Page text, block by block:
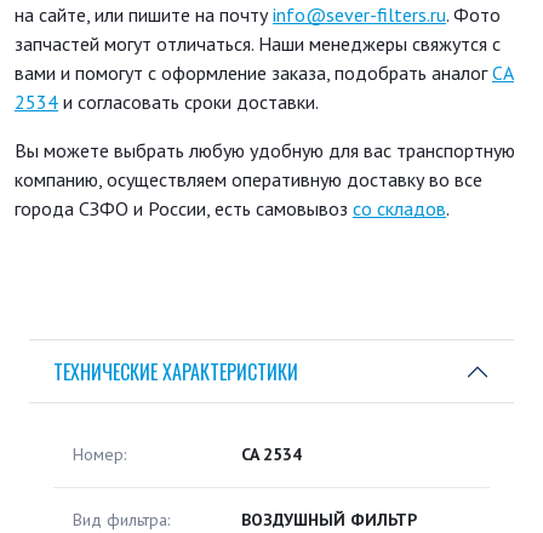
на сайте, или пишите на почтуinfo@sever-filters.ru. Фото
запчастей могут отличаться. Наши менеджеры свяжутся с
вами и помогут с оформление заказа, подобрать аналогCA
2534 и согласовать сроки доставки.
Вы можете выбрать любую удобную для вас транспортную
компанию, осуществляем оперативную доставку во все
города СЗФО и России, есть самовывоз со складов.
ТЕХНИЧЕСКИЕ ХАРАКТЕРИСТИКИ
Номер: CA 2534
Вид фильтра: ВОЗДУШНЫЙ ФИЛЬТР